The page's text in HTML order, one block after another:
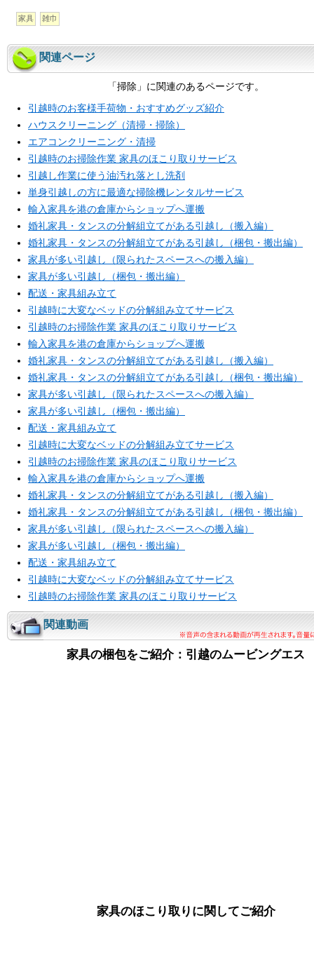
家具 雑巾
関連ページ
「掃除」に関連のあるページです。
引越時のお客様手荷物・おすすめグッズ紹介
ハウスクリーニング（清掃・掃除）
エアコンクリーニング・清掃
引越時のお掃除作業 家具のほこり取りサービス
引越し作業に使う油汚れ落とし洗剤
単身引越しの方に最適な掃除機レンタルサービス
輸入家具を港の倉庫からショップへ運搬
婚礼家具・タンスの分解組立てがある引越し（搬入編）
婚礼家具・タンスの分解組立てがある引越し（梱包・搬出編）
家具が多い引越し（限られたスペースへの搬入編）
家具が多い引越し（梱包・搬出編）
配送・家具組み立て
引越時に大変なベッドの分解組み立てサービス
引越時のお掃除作業 家具のほこり取りサービス
輸入家具を港の倉庫からショップへ運搬
婚礼家具・タンスの分解組立てがある引越し（搬入編）
婚礼家具・タンスの分解組立てがある引越し（梱包・搬出編）
家具が多い引越し（限られたスペースへの搬入編）
家具が多い引越し（梱包・搬出編）
配送・家具組み立て
引越時に大変なベッドの分解組み立てサービス
引越時のお掃除作業 家具のほこり取りサービス
輸入家具を港の倉庫からショップへ運搬
婚礼家具・タンスの分解組立てがある引越し（搬入編）
婚礼家具・タンスの分解組立てがある引越し（梱包・搬出編）
家具が多い引越し（限られたスペースへの搬入編）
家具が多い引越し（梱包・搬出編）
配送・家具組み立て
引越時に大変なベッドの分解組み立てサービス
引越時のお掃除作業 家具のほこり取りサービス
関連動画
家具の梱包をご紹介：引越のムービングエス
家具のほこり取りに関してご紹介